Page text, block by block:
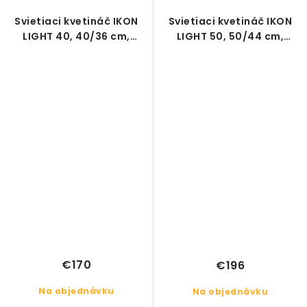
Svietiaci kvetináč IKON
LIGHT 40, 40/36 cm,
Na objednávku
€170
Svietiaci kvetináč IKON
LIGHT 50, 50/44 cm,
Na objednávku
€196